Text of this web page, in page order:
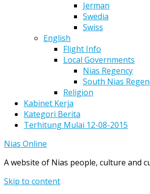
Jerman
Swedia
Swiss
English
Flight Info
Local Governments
Nias Regency
South Nias
Religion
Kabinet Kerja
Kategori Berita
Terhitung Mulai 12-08-2015
Nias Online
A website of Nias people, culture and
Skip to content